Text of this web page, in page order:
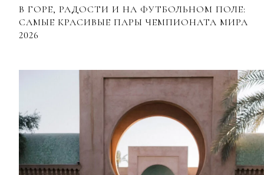
В ГОРЕ, РАДОСТИ И НА ФУТБОЛЬНОМ ПОЛЕ:
САМЫЕ КРАСИВЫЕ ПАРЫ ЧЕМПИОНАТА МИРА
2026